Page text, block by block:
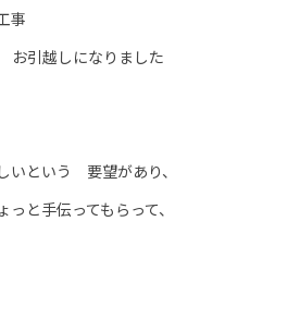
事
引越しになりました
いという 要望があり、
と手伝ってもらって、